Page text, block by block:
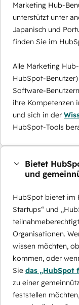
Marketing Hub-
unterstützt unter
Japanisch und
finden Sie im
Alle Marketing
HubSpot-
Software-
ihre Kompetenzen
und sich in der
HubSpot-Tools
Bietet
und
HubSpot bietet im
Startups“ und
Organisationen.
wissen möchten,
kommen, oder
Sie das „HubSpot
zu einer
feststellen